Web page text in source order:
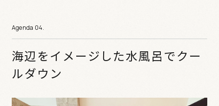
海辺をイメージした水風呂でクー
ルダウン